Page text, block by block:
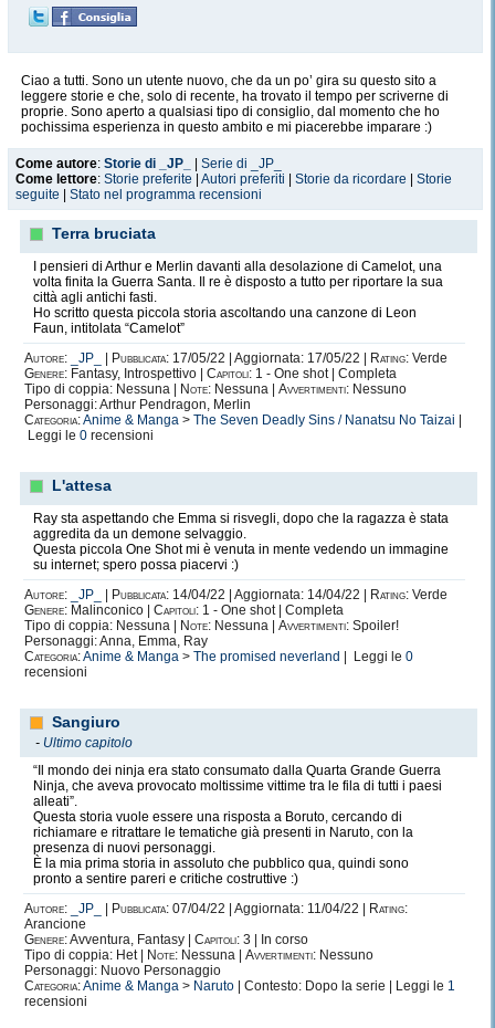
Ciao a tutti. Sono un utente nuovo, che da un po’ gira su questo sito a
leggere storie e che, solo di recente, ha trovato il tempo per scriverne di
proprie. Sono aperto a qualsiasi tipo di consiglio, dal momento che ho
pochissima esperienza in questo ambito e mi piacerebbe imparare :)
Come autore: Storie di _JP_
Serie di _JP_
Come lettore: Storie preferite Autori preferiti Storie da ricordare
Storie
seguite
Stato nel programma recensioni
Terra bruciata
I pensieri di Arthur e Merlin davanti alla desolazione di Camelot, una
volta finita la Guerra Santa. Il re è disposto a tutto per riportare la sua
città agli antichi fasti.
Ho scritto questa piccola storia ascoltando una canzone di Leon
Faun, intitolata “Camelot”
Autore:
_JP_ Pubblicata: 17/05/22 | Aggiornata: 17/05/22 | Rating: Verde
Genere: Fantasy, Introspettivo | Capitoli: 1 - One shot | Completa
Tipo di coppia: Nessuna |
Note: Nessuna | Avvertimenti: Nessuno
Personaggi: Arthur Pendragon, Merlin
Categoria:Anime & Manga > The Seven Deadly Sins / Nanatsu No Taizai
Leggi le 0 recensioni
L'attesa
Ray sta aspettando che Emma si risvegli, dopo che la ragazza è stata
aggredita da un demone selvaggio.
Questa piccola One Shot mi è venuta in mente vedendo un immagine
su internet; spero possa piacervi :)
Autore:
_JP_ Pubblicata: 14/04/22 | Aggiornata: 14/04/22 | Rating: Verde
Genere: Malinconico | Capitoli: 1 - One shot | Completa
Tipo di coppia: Nessuna |
Note: Nessuna | Avvertimenti: Spoiler!
Personaggi: Anna, Emma, Ray
Categoria:Anime & Manga > The promised neverland | Leggi le 0
recensioni
Sangiuro
- Ultimo capitolo
“Il mondo dei ninja era stato consumato dalla Quarta Grande Guerra
Ninja, che aveva provocato moltissime vittime tra le fila di tutti i paesi
alleati”.
Questa storia vuole essere una risposta a Boruto, cercando di
richiamare e ritrattare le tematiche già presenti in Naruto, con la
presenza di nuovi personaggi.
È la mia prima storia in assoluto che pubblico qua, quindi sono
pronto a sentire pareri e critiche costruttive :)
Autore:
_JP_ Pubblicata: 07/04/22 | Aggiornata: 11/04/22 |
Rating:
Arancione
Genere:Avventura, Fantasy | Capitoli: 3 | In corso
Tipo di coppia: Het |
Note: Nessuna | Avvertimenti: Nessuno
Personaggi: Nuovo Personaggio
Categoria:Anime & Manga > Naruto | Contesto: Dopo la serie | Leggi le 1
recensioni